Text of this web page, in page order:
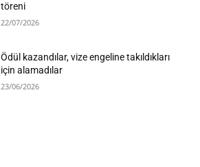
töreni
22/07/2026
Ödül kazandılar, vize engeline takıldıkları
için alamadılar
23/06/2026